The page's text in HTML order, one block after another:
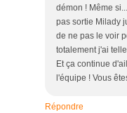
démon ! Même
pas sortie Milady
de ne pas le voir
totalement j'ai
Et ça continue
l'équipe ! Vous
Répondre